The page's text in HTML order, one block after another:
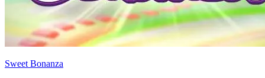
Sweet Bonanza